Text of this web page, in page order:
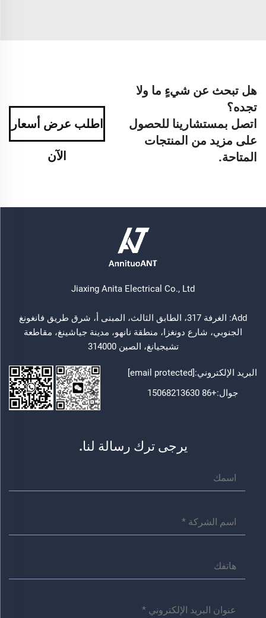
هل تبحث عن شيءٍ ما ولا
تجده؟
اتصل بمستشارينا للحصول
على مزيد من المنتجات
المتاحة.
اطلب عرض أسعار
الآن
Jiaxing Anita Electrical Co., Ltd
Add: الغرفة 317، الطابق الثالث، المبنى أ، شرق طريق فانغونغ
الجنوبي، شارع دونغزا، منطقة نانهو، مدينة جياشينغ، مقاطعة
تشيجيانغ، الصين 314000
البريد الإلكتروني:[email protected]
جوال:+86 15068213630
يرجى ترك رسالة لنا.